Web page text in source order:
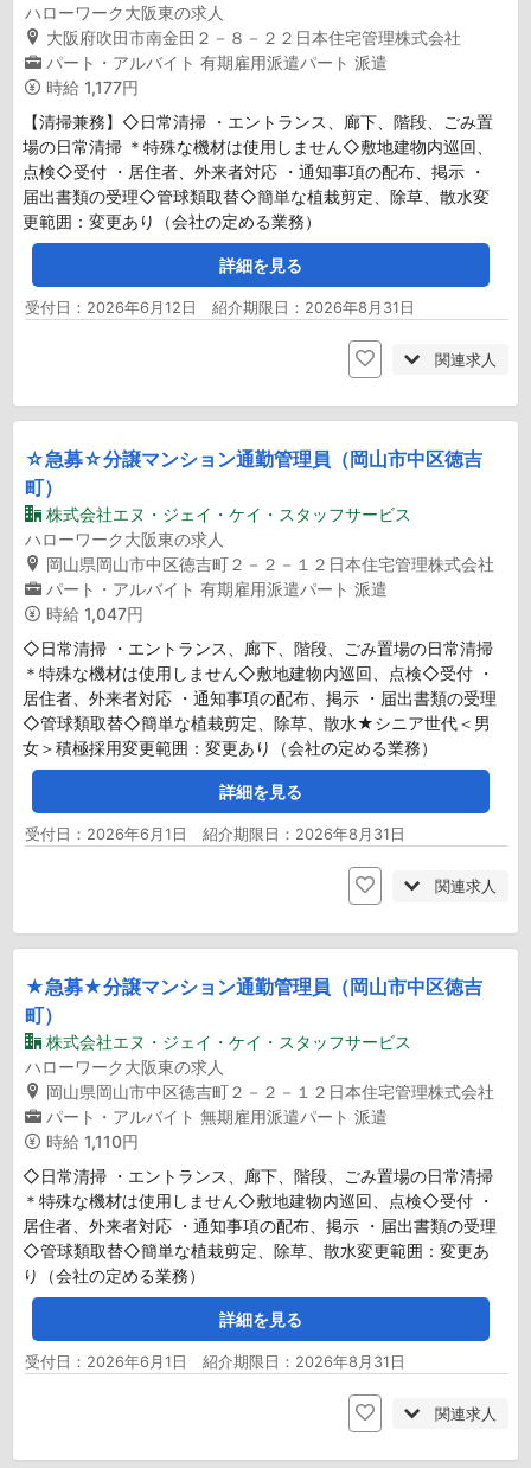
ハローワーク大阪東の求人
大阪府吹田市南金田２－８－２２日本住宅管理株式会社
パート・アルバイト 有期雇用派遣パート 派遣
時給 1,177円
【清掃兼務】◇日常清掃 ・エントランス、廊下、階段、ごみ置
場の日常清掃 ＊特殊な機材は使用しません◇敷地建物内巡回、
点検◇受付 ・居住者、外来者対応 ・通知事項の配布、掲示 ・
届出書類の受理◇管球類取替◇簡単な植栽剪定、除草、散水変
更範囲：変更あり（会社の定める業務）
詳細を見る
受付日：2026年6月12日 紹介期限日：2026年8月31日
関連求人
☆急募☆分譲マンション通勤管理員（岡山市中区徳吉
町）
株式会社エヌ・ジェイ・ケイ・スタッフサービス
ハローワーク大阪東の求人
岡山県岡山市中区徳吉町２－２－１２日本住宅管理株式会社
パート・アルバイト 有期雇用派遣パート 派遣
時給 1,047円
◇日常清掃 ・エントランス、廊下、階段、ごみ置場の日常清掃
＊特殊な機材は使用しません◇敷地建物内巡回、点検◇受付 ・
居住者、外来者対応 ・通知事項の配布、掲示 ・届出書類の受理
◇管球類取替◇簡単な植栽剪定、除草、散水★シニア世代＜男
女＞積極採用変更範囲：変更あり（会社の定める業務）
詳細を見る
受付日：2026年6月1日 紹介期限日：2026年8月31日
関連求人
★急募★分譲マンション通勤管理員（岡山市中区徳吉
町）
株式会社エヌ・ジェイ・ケイ・スタッフサービス
ハローワーク大阪東の求人
岡山県岡山市中区徳吉町２－２－１２日本住宅管理株式会社
パート・アルバイト 無期雇用派遣パート 派遣
時給 1,110円
◇日常清掃 ・エントランス、廊下、階段、ごみ置場の日常清掃
＊特殊な機材は使用しません◇敷地建物内巡回、点検◇受付 ・
居住者、外来者対応 ・通知事項の配布、掲示 ・届出書類の受理
◇管球類取替◇簡単な植栽剪定、除草、散水変更範囲：変更あ
り（会社の定める業務）
詳細を見る
受付日：2026年6月1日 紹介期限日：2026年8月31日
関連求人